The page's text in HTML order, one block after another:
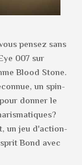
pensez sans
007 sur
Blood Stone.
un spin-
donner le
un jeu d'action-
Bond avec